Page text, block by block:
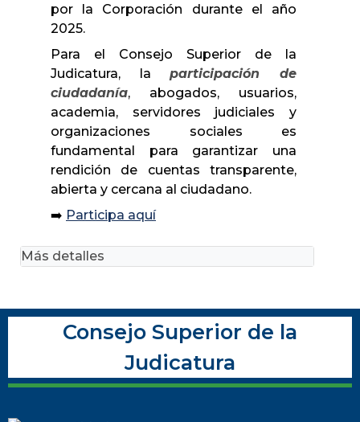
por la Corporación durante el año
2025.
Para el Consejo Superior de la
Judicatura, laparticipación de
ciudadanía, abogados, usuarios,
academia, servidores judiciales y
organizaciones sociales es
fundamental para garantizar una
rendición de cuentas transparente,
abierta y cercana al ciudadano.
➡️ Participa aquí
Más detalles
Consejo Superior de la
Judicatura